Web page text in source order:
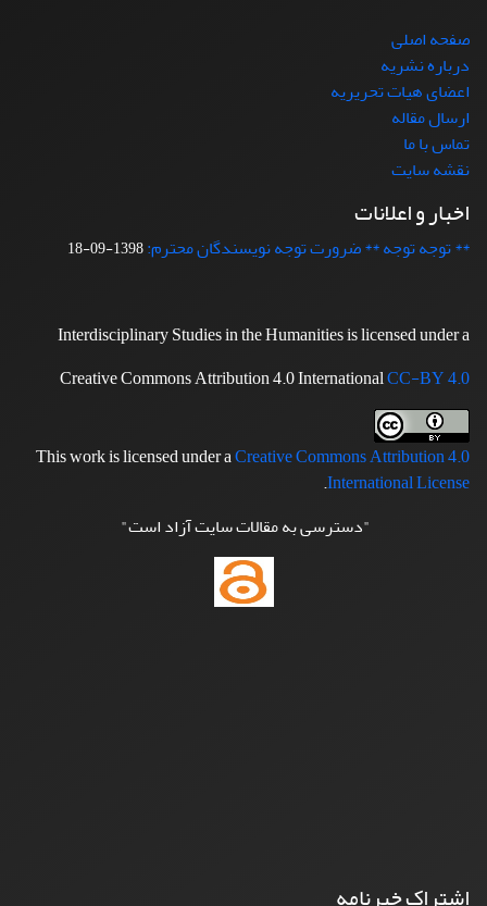
صفحه اصلی
درباره نشریه
اعضای هیات تحریریه
ارسال مقاله
تماس با ما
نقشه سایت
اخبار و اعلانات
** توجه توجه ** ضرورت توجه نویسندگان محترم:1398-09-18
Interdisciplinary Studies in the Humanities is licensed under a
Creative Commons Attribution 4.0 InternationalCC-BY 4.0
This work is licensed under aCreative Commons Attribution 4.0
International License
.
"دسترسی به مقالات سایت آزاد است"